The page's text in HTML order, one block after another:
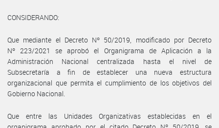
CONSIDERANDO:
Que mediante el Decreto Nº 50/2019, modificado por Decreto
Nº 223/2021 se aprobó el Organigrama de Aplicación a la
Administración Nacional centralizada hasta el nivel de
Subsecretaría a fin de establecer una nueva estructura
organizacional que permita el cumplimiento de los objetivos del
Gobierno Nacional.
Que entre las Unidades Organizativas establecidas en el